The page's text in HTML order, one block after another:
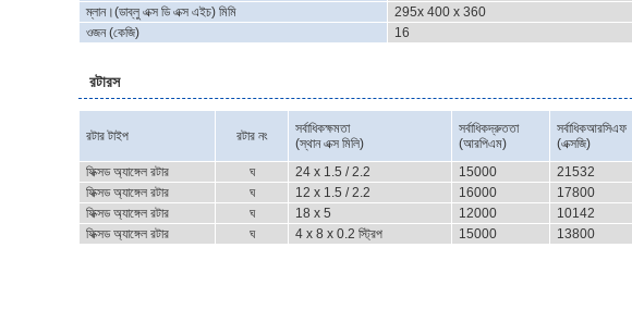
ম্লান।(ডাব্লু এক্স ডি এক্স এইচ) মিমি
295x 400 x 360
ওজন (কেজি)
16
রটারস
রটার টাইপ রটার নং
সর্বাধিকক্ষমতা
(স্থান এক্স মিলি)
সর্বাধিকদ্রুততা
(আরপিএম)
সর্বাধিকআরসিএফ
(এক্সজি)
ফিক্সড অ্যাঙ্গেল রটার
ঘ 24 x 1.5 / 2.2 15000 21532
ফিক্সড অ্যাঙ্গেল রটার
ঘ 12 x 1.5 / 2.2 16000 17800
ফিক্সড অ্যাঙ্গেল রটার
ঘ 18 x 5 12000 10142
ফিক্সড অ্যাঙ্গেল রটার
ঘ 4 x 8 x 0.2 স্ট্রিপ 15000 13800